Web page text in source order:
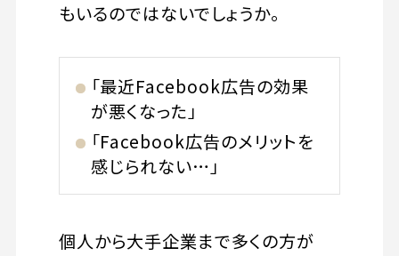
もいるのではないでしょうか。
「最近Facebook広告の効果
が悪くなった」
「Facebook広告のメリットを
感じられない…」
個人から大手企業まで多くの方が